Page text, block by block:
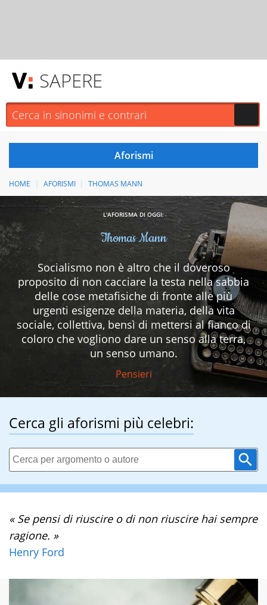
SAPERE
HOME AFORISMI THOMAS MANN
L'AFORISMA DI OGGI:
Thomas Mann
Socialismo non è altro che il doveroso
proposito di non cacciare la testa nella sabbia
delle cose metafisiche di fronte alle più
urgenti esigenze della materia, della vita
sociale, collettiva, bensì di mettersi al fianco di
coloro che vogliono dare un senso alla terra,
un senso umano.
Pensieri
Cerca gli aforismi più celebri:
« Se pensi di riuscire o di non riuscire hai sempre
ragione. »
Henry Ford